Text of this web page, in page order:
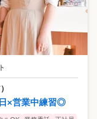
×営業中練習◎